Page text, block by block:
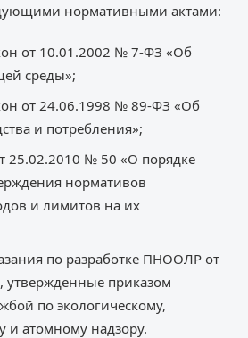
нормативными актами:
от 10.01.2002 № 7-ФЗ «Об
среды»;
от 24.06.1998 № 89-ФЗ «Об
и потребления»;
25.02.2010 № 50 «О порядке
нормативов
и лимитов на их
по разработке ПНООЛР от
приказом
по экологическому,
и атомному надзору.